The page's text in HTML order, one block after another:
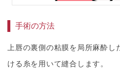
手術の方法
上唇の裏側の粘膜を局所麻酔
ける糸を用いて縫合します。